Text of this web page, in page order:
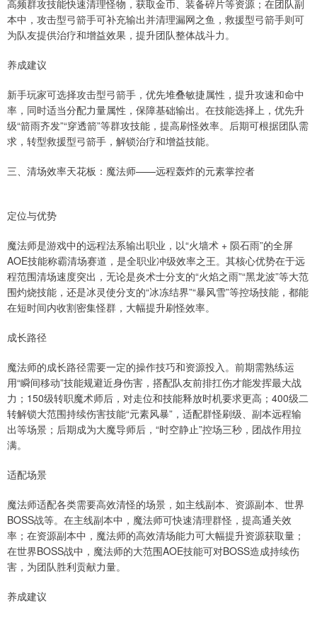
高频群攻技能快速清理怪物，获取金币、装备碎片等资源；在团队副
本中，攻击型弓箭手可补充输出并清理漏网之鱼，救援型弓箭手则可
为队友提供治疗和增益效果，提升团队整体战斗力。
养成建议
新手玩家可选择攻击型弓箭手，优先堆叠敏捷属性，提升攻速和命中
率，同时适当分配力量属性，保障基础输出。在技能选择上，优先升
级“箭雨齐发”“穿透箭”等群攻技能，提高刷怪效率。后期可根据团队需
求，转型救援型弓箭手，解锁治疗和增益技能。
三、清场效率天花板：魔法师——远程轰炸的元素掌控者
定位与优势
魔法师是游戏中的远程法系输出职业，以“火墙术 + 陨石雨”的全屏
AOE技能称霸清场赛道，是全职业冲级效率之王。其核心优势在于远
程范围清场速度突出，无论是炎术士分支的“火焰之雨”“黑龙波”等大范
围灼烧技能，还是冰灵使分支的“冰冻结界”“暴风雪”等控场技能，都能
在短时间内收割密集怪群，大幅提升刷怪效率。
成长路径
魔法师的成长路径需要一定的操作技巧和资源投入。前期需熟练运
用“瞬间移动”技能规避近身伤害，搭配队友前排扛伤才能发挥最大战
力；150级转职魔术师后，对走位和技能释放时机要求更高；400级二
转解锁大范围持续伤害技能“元素风暴”，适配群怪刷级、副本远程输
出等场景；后期成为大魔导师后，“时空静止”控场三秒，团战作用拉
满。
适配场景
魔法师适配各类需要高效清怪的场景，如主线副本、资源副本、世界
BOSS战等。在主线副本中，魔法师可快速清理群怪，提高通关效
率；在资源副本中，魔法师的高效清场能力可大幅提升资源获取量；
在世界BOSS战中，魔法师的大范围AOE技能可对BOSS造成持续伤
害，为团队胜利贡献力量。
养成建议